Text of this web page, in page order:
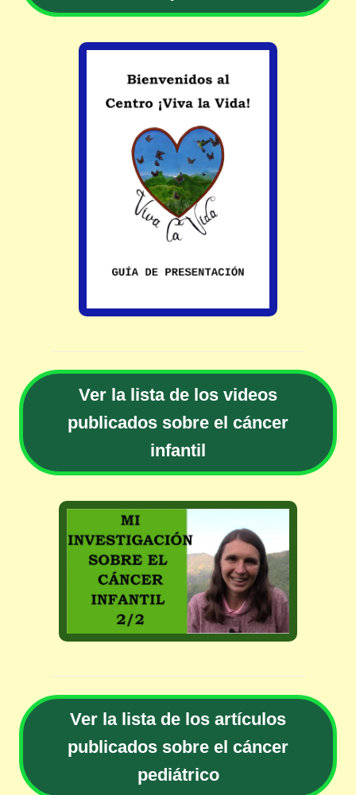
Ver la lista de los videos
publicados sobre el cáncer
infantil
Ver la lista de los artículos
publicados sobre el cáncer
pediátrico